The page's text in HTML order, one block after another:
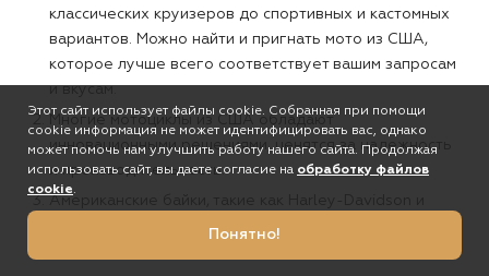
классических круизеров до спортивных и кастомных
вариантов. Можно найти и пригнать мото из США,
которое лучше всего соответствует вашим запросам
и вкусам.
Многие мотоциклы из США обладают
инновационными решениями, ценятся за надежность
и производительность.
Indian, имеют свою историю, что ценят
Этот сайт использует файлы cookie. Собранная при помощи
cookie информация не может идентифицировать вас, однако
может помочь нам улучшить работу нашего сайта. Продолжая
использовать сайт, вы даете согласие на обработку файлов
cookie.
Понятно!